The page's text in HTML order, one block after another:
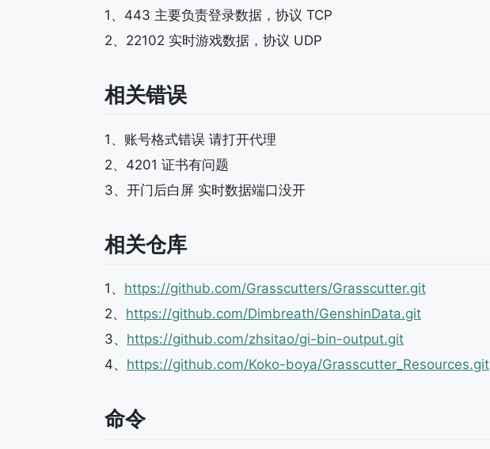
1、443 主要负责登录数据，协议 TCP
2、22102 实时游戏数据，协议 UDP
相关错误
1、账号格式错误 请打开代理
2、4201 证书有问题
3、开门后白屏 实时数据端口没开
相关仓库
1、 https://github.com/Grasscutters/Grasscutter.git
2、 https://github.com/Dimbreath/GenshinData.git
3、 https://github.com/zhsitao/gi-bin-output.git
4、 https://github.com/Koko-boya/Grasscutter_Resources.git
命令